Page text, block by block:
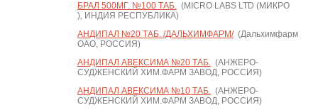
БРАЛ 500МГ. №100 ТАБ.(MICRO LABS LTD (МИКРО
), ИНДИЯ РЕСПУБЛИКА)
АНДИПАЛ №20 ТАБ. /ДАЛЬХИМФАРМ/(Дальхимфарм
ОАО, РОССИЯ)
АНДИПАЛ АВЕКСИМА №20 ТАБ.(АНЖЕРО-
СУДЖЕНСКИЙ ХИМ.ФАРМ ЗАВОД, РОССИЯ)
АНДИПАЛ АВЕКСИМА №10 ТАБ.(АНЖЕРО-
СУДЖЕНСКИЙ ХИМ.ФАРМ ЗАВОД, РОССИЯ)